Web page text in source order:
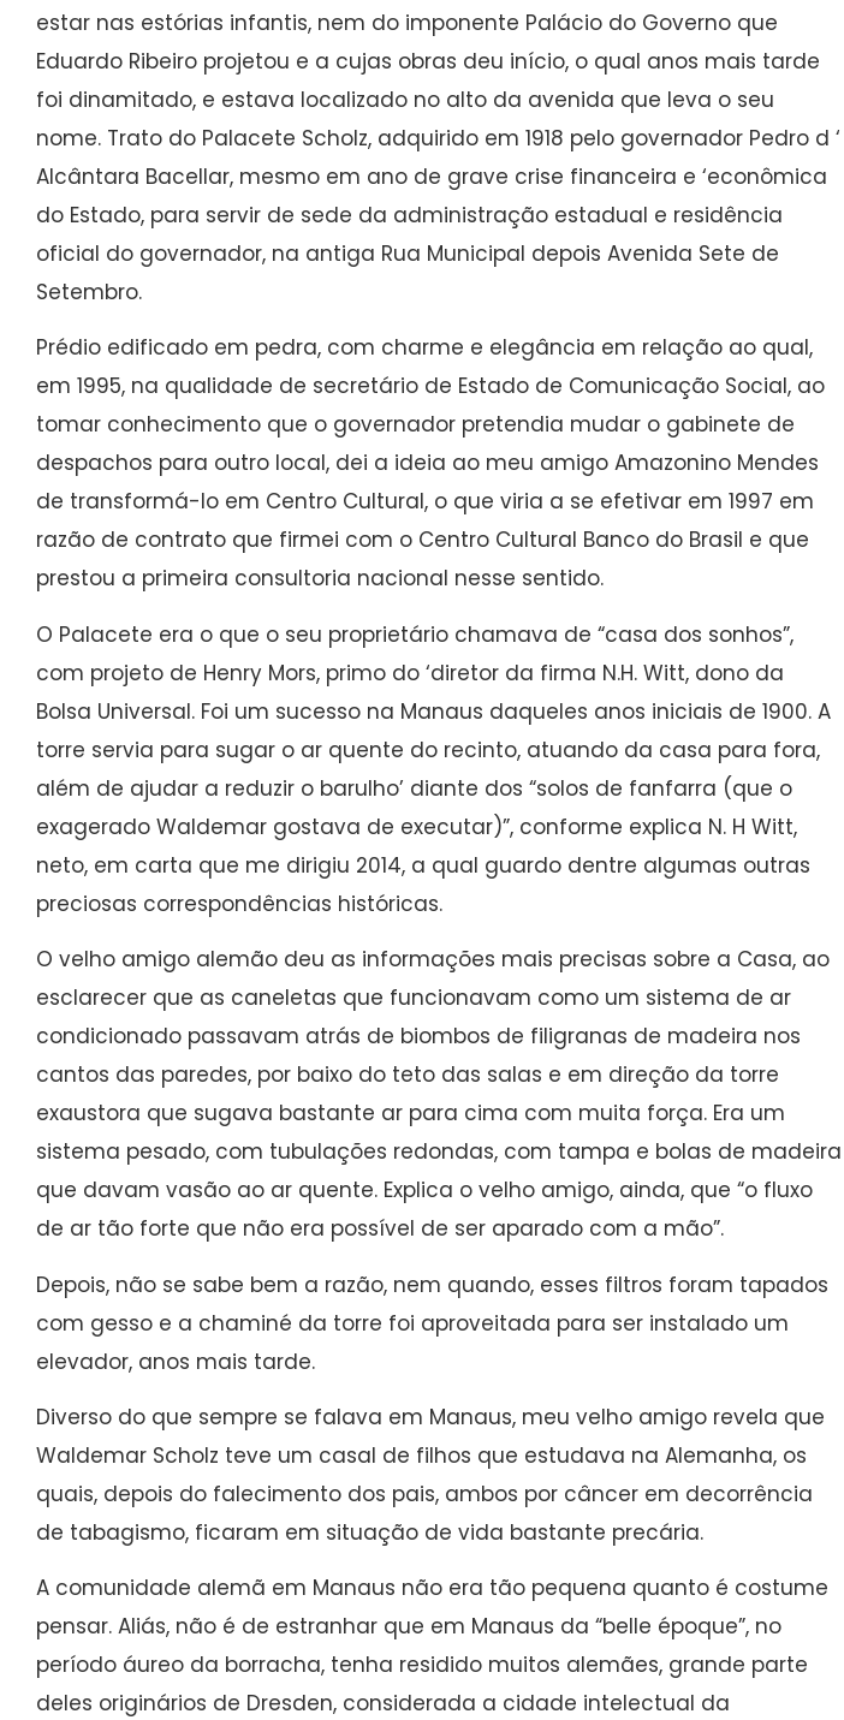
estar nas estórias infantis, nem do imponente Palácio do Governo que
Eduardo Ribeiro projetou e a cujas obras deu início, o qual anos mais tarde
foi dinamitado, e estava localizado no alto da avenida que leva o seu
nome. Trato do Palacete Scholz, adquirido em 1918 pelo governador Pedro d ‘
Alcântara Bacellar, mesmo em ano de grave crise financeira e ‘econômica
do Estado, para servir de sede da administração estadual e residência
oficial do governador, na antiga Rua Municipal depois Avenida Sete de
Setembro.
Prédio edificado em pedra, com charme e elegância em relação ao qual,
em 1995, na qualidade de secretário de Estado de Comunicação Social, ao
tomar conhecimento que o governador pretendia mudar o gabinete de
despachos para outro local, dei a ideia ao meu amigo Amazonino Mendes
de transformá-lo em Centro Cultural, o que viria a se efetivar em 1997 em
razão de contrato que firmei com o Centro Cultural Banco do Brasil e que
prestou a primeira consultoria nacional nesse sentido.
O Palacete era o que o seu proprietário chamava de “casa dos sonhos”,
com projeto de Henry Mors, primo do ‘diretor da firma N.H. Witt, dono da
Bolsa Universal. Foi um sucesso na Manaus daqueles anos iniciais de 1900. A
torre servia para sugar o ar quente do recinto, atuando da casa para fora,
além de ajudar a reduzir o barulho’ diante dos “solos de fanfarra (que o
exagerado Waldemar gostava de executar)”, conforme explica N. H Witt,
neto, em carta que me dirigiu 2014, a qual guardo dentre algumas outras
preciosas correspondências históricas.
O velho amigo alemão deu as informações mais precisas sobre a Casa, ao
esclarecer que as caneletas que funcionavam como um sistema de ar
condicionado passavam atrás de biombos de filigranas de madeira nos
cantos das paredes, por baixo do teto das salas e em direção da torre
exaustora que sugava bastante ar para cima com muita força. Era um
sistema pesado, com tubulações redondas, com tampa e bolas de madeira
que davam vasão ao ar quente. Explica o velho amigo, ainda, que “o fluxo
de ar tão forte que não era possível de ser aparado com a mão”.
Depois, não se sabe bem a razão, nem quando, esses filtros foram tapados
com gesso e a chaminé da torre foi aproveitada para ser instalado um
elevador, anos mais tarde.
Diverso do que sempre se falava em Manaus, meu velho amigo revela que
Waldemar Scholz teve um casal de filhos que estudava na Alemanha, os
quais, depois do falecimento dos pais, ambos por câncer em decorrência
de tabagismo, ficaram em situação de vida bastante precária.
A comunidade alemã em Manaus não era tão pequena quanto é costume
pensar. Aliás, não é de estranhar que em Manaus da “belle époque”, no
período áureo da borracha, tenha residido muitos alemães, grande parte
deles originários de Dresden, considerada a cidade intelectual da